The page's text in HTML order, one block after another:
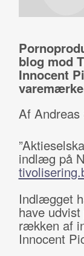
blog mod
Innocent
Af Andreas
indlæg på
Indlægget
have
rækken af
Innocent